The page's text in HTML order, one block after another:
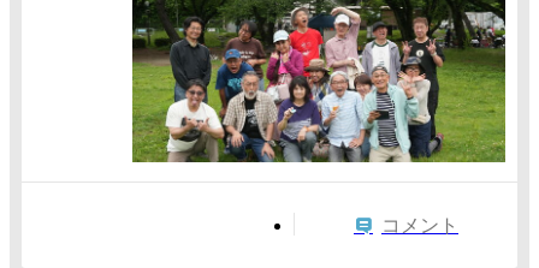
コメント